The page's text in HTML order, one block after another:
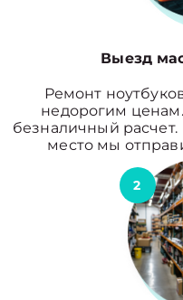
Выезд
Ремонт
недорогим
безналичный
место мы
2